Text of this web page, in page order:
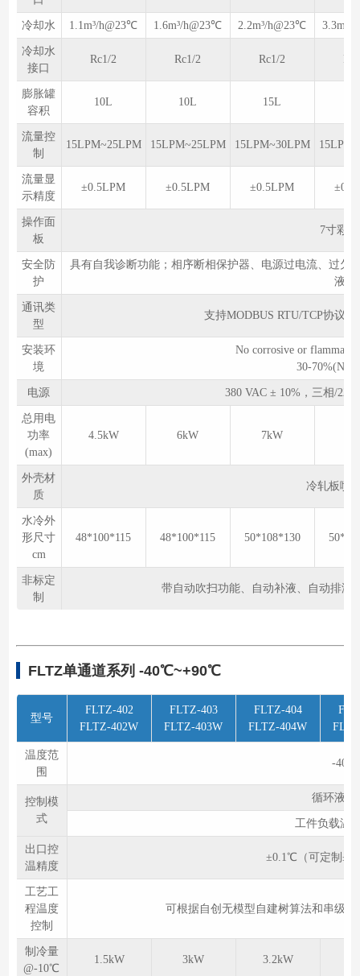
冷却水 1.1m³/h@23℃ 1.6m³/h@23℃ 2.2m³/h@23℃ 3.3m³/
冷却水
接口
Rc1/2 Rc1/2 Rc1/2
膨胀罐
容积
10L 10L 15L
流量控
制
15LPM~25LPM 15LPM~25LPM 15LPM~30LPM
流量显
示精度
±0.5LPM ±0.5LPM ±0.5LPM
操作面
板
7寸彩
安全防
护
具有自我诊断功能；相序断相保护器、电源过电流、过欠
液位
通讯类
型
支持MODBUS RTU/TCP协议
安装环
境
No corrosive or
30-70%(No
电源 380 VAC ± 10%，三相/
总用电
功率
(max)
4.5kW 6kW 7kW
外壳材
质
冷轧板喷
水冷外
形尺寸
cm
48*100*115 48*100*115 50*108*130
非标定
制
带自动吹扫功能、自动补液、自动排液
FLTZ单通道系列 -40℃~+90℃
型号
FLTZ-402
FLTZ-402W
FLTZ-403
FLTZ-403W
FLTZ-404
FLTZ-404W
温度范
围
-
控制模
式
循环液出
工件负载温
出口控
温精度
±0.1℃（可定制
工艺工
程温度
控制
可根据自创无模型自建树算法和串级
制冷量
@-10℃
1.5kW 3kW 3.2kW